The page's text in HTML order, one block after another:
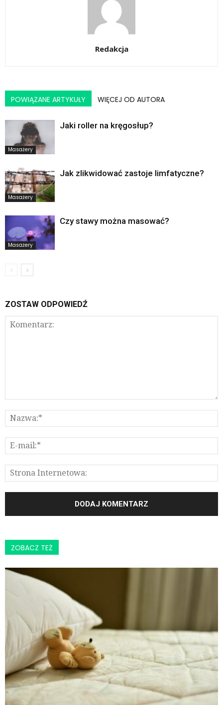
Redakcja
POWIĄZANE ARTYKUŁY WIĘCEJ OD AUTORA
Masażery
Jaki roller na kręgosłup?
Masażery
Jak zlikwidować zastoje limfatyczne?
Masażery
Czy stawy można masować?
ZOSTAW ODPOWIEDŹ
ZOBACZ TEŻ